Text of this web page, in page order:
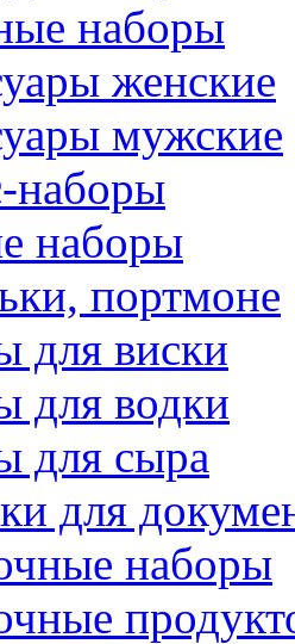
наборы
женские
мужские
наборы
наборы
портмоне
для виски
для водки
для сыра
для
наборы